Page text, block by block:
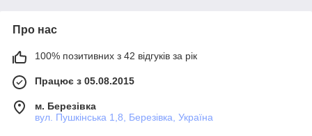
Про нас
100% позитивних з 42 відгуків за рік
Працює з 05.08.2015
м. Березівка
вул. Пушкінська 1,8, Березівка, Україна